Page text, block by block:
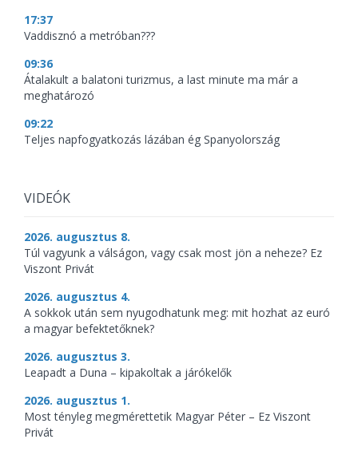
17:37
Vaddisznó a metróban???
09:36
Átalakult a balatoni turizmus, a last minute ma már a
meghatározó
09:22
Teljes napfogyatkozás lázában ég Spanyolország
VIDEÓK
2026. augusztus 8.
Túl vagyunk a válságon, vagy csak most jön a neheze? Ez
Viszont Privát
2026. augusztus 4.
A sokkok után sem nyugodhatunk meg: mit hozhat az euró
a magyar befektetőknek?
2026. augusztus 3.
Leapadt a Duna – kipakoltak a járókelők
2026. augusztus 1.
Most tényleg megmérettetik Magyar Péter – Ez Viszont
Privát